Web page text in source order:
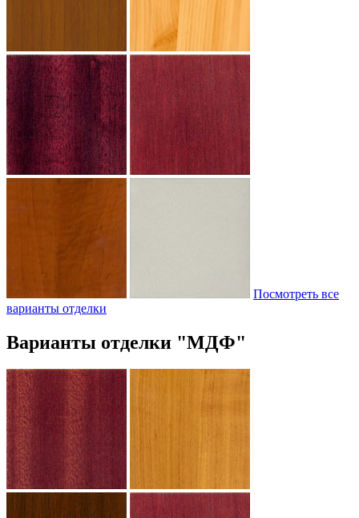
Посмотреть все
варианты отделки
Варианты отделки "МДФ"